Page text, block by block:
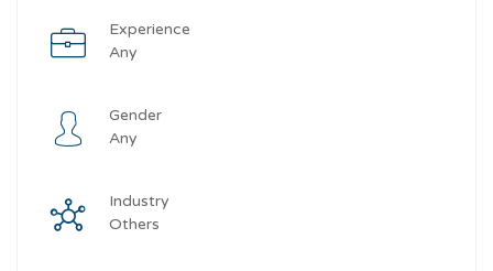
Experience
Any
Gender
Any
Industry
Others